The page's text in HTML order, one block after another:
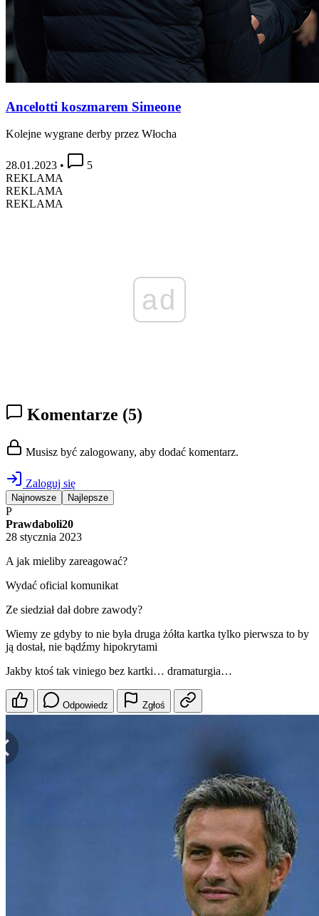
Ancelotti koszmarem Simeone
Kolejne wygrane derby przez Włocha
28.01.2023 •
5
REKLAMA
REKLAMA
REKLAMA
ad
Komentarze (5)
Musisz być zalogowany, aby dodać komentarz.
Zaloguj się
Najnowsze Najlepsze
P
Prawdaboli20
28 stycznia 2023
A jak mieliby zareagować?
Wydać oficial komunikat
Ze siedział dał dobre zawody?
Wiemy ze gdyby to nie była druga żółta kartka tylko pierwsza to by
ją dostał, nie bądźmy hipokrytami
Jakby ktoś tak viniego bez kartki… dramaturgia…
Odpowiedz Zgłoś